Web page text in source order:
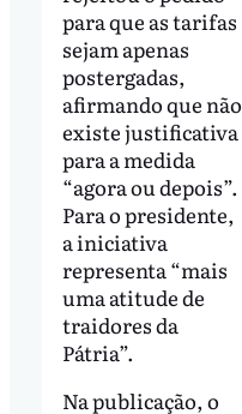
para que as tarifas
sejam apenas
postergadas,
afirmando que não
existe justificativa
para a medida
“agora ou depois”.
Para o presidente,
a iniciativa
representa “mais
uma atitude de
traidores da
Pátria”.
Na publicação, o